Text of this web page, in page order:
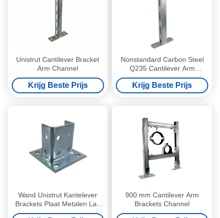
Unistrut Cantilever Bracket
Arm Channel
Krijg Beste Prijs
Nonstandard Carbon Steel
Q235 Cantilever Arm
Brackets with Various
Lengths (150mm, 200mm,
300mm, 400mm) for Single-
Krijg Beste Prijs
Wand Unistrut Kantelever
Brackets Plaat Metalen Las
Metalen Staal Post Base
900 mm Cantilever Arm
Brackets Channel